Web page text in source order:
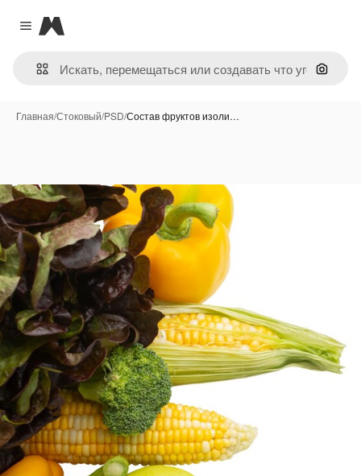
Close menu
Magnific
Поиск
Главная/Стоковый/PSD/Состав фруктов изоли…